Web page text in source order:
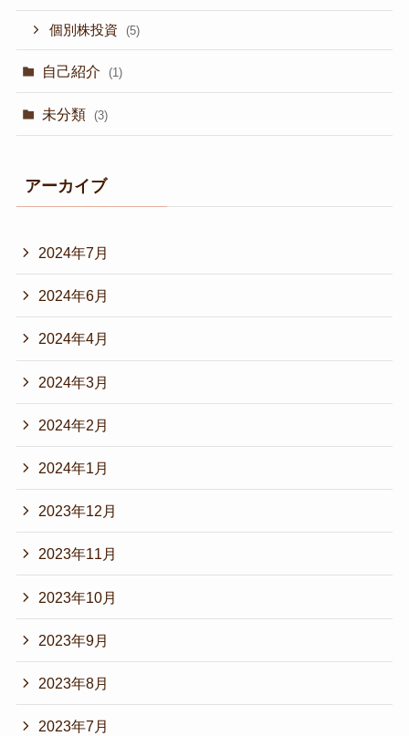
個別株投資 (5)
自己紹介 (1)
未分類 (3)
アーカイブ
2024年7月
2024年6月
2024年4月
2024年3月
2024年2月
2024年1月
2023年12月
2023年11月
2023年10月
2023年9月
2023年8月
2023年7月